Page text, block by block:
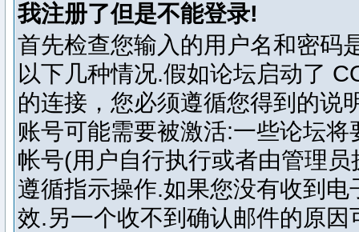
我注册了但是不能登录!
首先检查您输入的用户名和密码
以下几种情况.假如论坛启动了
的连接，您必须遵循您得到的说
账号可能需要被激活:一些论坛
帐号(用户自行执行或者由管理
遵循指示操作.如果您没有收到
效.另一个收不到确认邮件的原